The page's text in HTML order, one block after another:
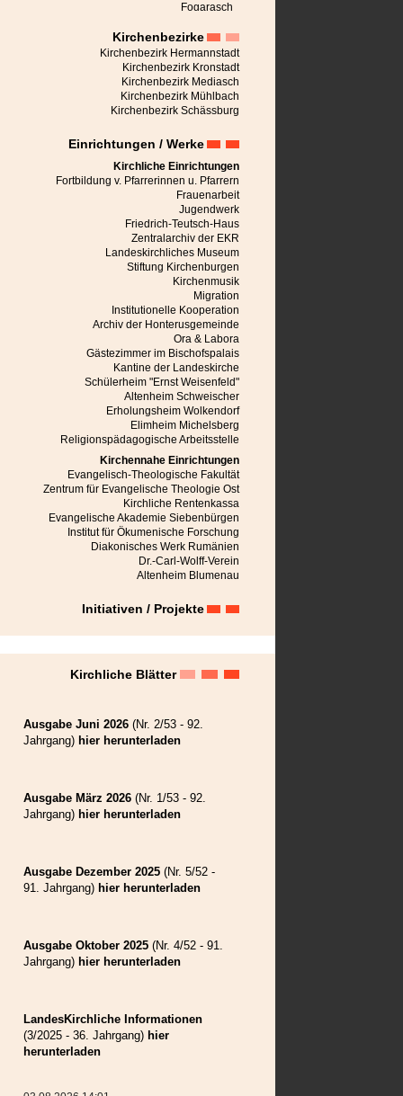
Fogarasch
Großalisch
Großau
Großpold
Großschenk
Großscheuern
Heldsdorf
Hermannstadt
Honigberg
Jaad
Karlsburg
Keisd
Kerz
Kirchberg
Kronstadt
Leblang
Malmkrog
Marienburg bei Schässburg
Mediasch
Michelsberg
Mühlbach
Neppendorf
Neudorf bei Schässburg
Neustadt im Burzenland
Niedereidisch
Nußbach
Obereidisch
Petersberg
Petersdorf bei Mühlbach
Râmnicu Vâlcea
Rauthal
Reps
Reschitz
Reussen
Reussmarkt
Roseln
Rosenau
Schässburg
Seiburg
Semlak
Tartlau
Urwegen
Zeiden
Kirchenbezirke
Kirchenbezirk Hermannstadt
Kirchenbezirk Kronstadt
Kirchenbezirk Mediasch
Kirchenbezirk Mühlbach
Kirchenbezirk Schässburg
Einrichtungen / Werke
Kirchliche Einrichtungen
Fortbildung v. Pfarrerinnen u. Pfarrern
Frauenarbeit
Jugendwerk
Friedrich-Teutsch-Haus
Zentralarchiv der EKR
Landeskirchliches Museum
Stiftung Kirchenburgen
Kirchenmusik
Migration
Institutionelle Kooperation
Archiv der Honterusgemeinde
Ora & Labora
Gästezimmer im Bischofspalais
Kantine der Landeskirche
Schülerheim "Ernst Weisenfeld"
Altenheim Schweischer
Erholungsheim Wolkendorf
Elimheim Michelsberg
Religionspädagogische Arbeitsstelle
Kirchennahe Einrichtungen
Evangelisch-Theologische Fakultät
Zentrum für Evangelische Theologie Ost
Kirchliche Rentenkassa
Evangelische Akademie Siebenbürgen
Institut für Ökumenische Forschung
Diakonisches Werk Rumänien
Dr.-Carl-Wolff-Verein
Altenheim Blumenau
Initiativen / Projekte
Kirchliche Blätter
Ausgabe Juni 2026 (Nr. 2/53 - 92.
Jahrgang) hier herunterladen
Ausgabe März 2026 (Nr. 1/53 - 92.
Jahrgang) hier herunterladen
Ausgabe Dezember 2025 (Nr. 5/52 -
91. Jahrgang) hier herunterladen
Ausgabe Oktober 2025 (Nr. 4/52 - 91.
Jahrgang) hier herunterladen
LandesKirchliche Informationen
(3/2025 - 36. Jahrgang) hier
herunterladen